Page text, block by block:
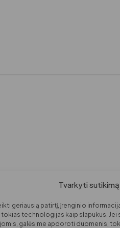
Tvarkyti sutikimą
geriausią patirtį, įrenginio
technologijas kaip slapukus. Jei
galėsime apdoroti duomenis,